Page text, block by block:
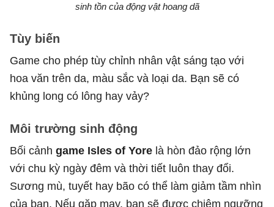
sinh tồn của động vật hoang dã
Tùy biến
Game cho phép tùy chỉnh nhân vật sáng tạo với
hoa văn trên da, màu sắc và loại da. Bạn sẽ có
khủng long có lông hay vảy?
Môi trường sinh động
Bối cảnh game Isles of Yore là hòn đảo rộng lớn
với chu kỳ ngày đêm và thời tiết luôn thay đổi.
Sương mù, tuyết hay bão có thể làm giảm tầm nhìn
của bạn. Nếu gặp may, bạn sẽ được chiêm ngưỡng